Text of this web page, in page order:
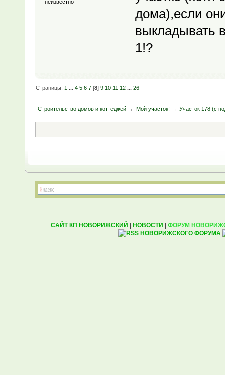
-неизвестно-
дома),если
выкладывать
1!?
Страницы: 1 ...4 5 6 7 [8]9 10 11 12 ...26
Строительство домов и коттеджей → Мой участок! → Участок 178 (с
САЙТ КП НОВОРИЖСКИЙ НОВОСТИ ФОРУМ